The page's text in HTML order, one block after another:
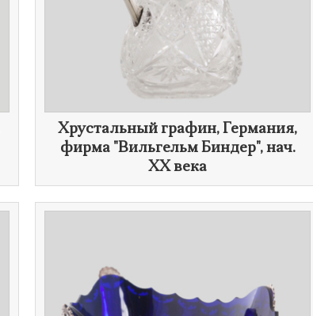
Хрустальный графин, Германия,
фирма "Вильгельм Биндер", нач.
XX века